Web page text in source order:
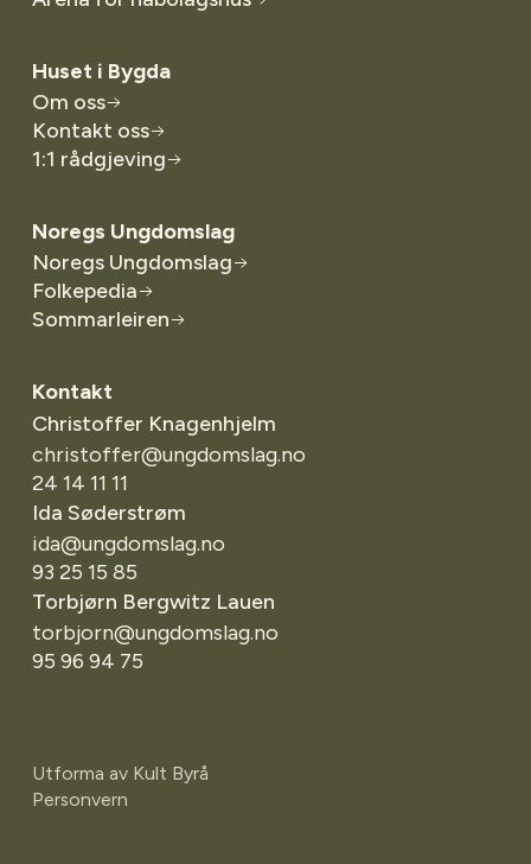
Huset i Bygda
Om oss
Kontakt oss
1:1 rådgjeving
Noregs Ungdomslag
Noregs Ungdomslag
Folkepedia
Sommarleiren
Kontakt
Christoffer Knagenhjelm
christoffer@ungdomslag.no
24 14 11 11
Ida Søderstrøm
ida@ungdomslag.no
93 25 15 85
Torbjørn Bergwitz Lauen
torbjorn@ungdomslag.no
95 96 94 75
Utforma av Kult Byrå
Personvern